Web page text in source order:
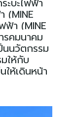
(MINE
ฟ้า (MINE
รคมนาคม
นนวัตกรรม
ให้กับ
ให้เดินหน้า